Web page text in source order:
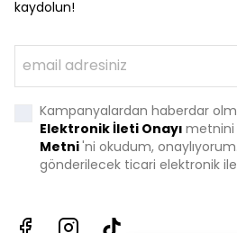
kaydolun!
Kampanyalardan haberdar
Elektronik İleti Onayı metnini
Metni'ni okudum,
gönderilecek ticari elektronik